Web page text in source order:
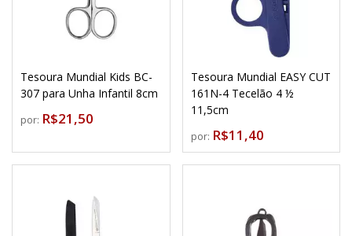
Tesoura Mundial Kids BC-
307 para Unha Infantil 8cm
por: R$21,50
Tesoura Mundial EASY CUT
161N-4 Tecelão 4 ½
11,5cm
por: R$11,40